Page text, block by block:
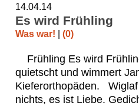
14.04.14
Es wird Frühling
Was war! | (0)
Frühling Es wird
quietscht und wimmert
Kieferorthopäden.
nichts, es ist Liebe.